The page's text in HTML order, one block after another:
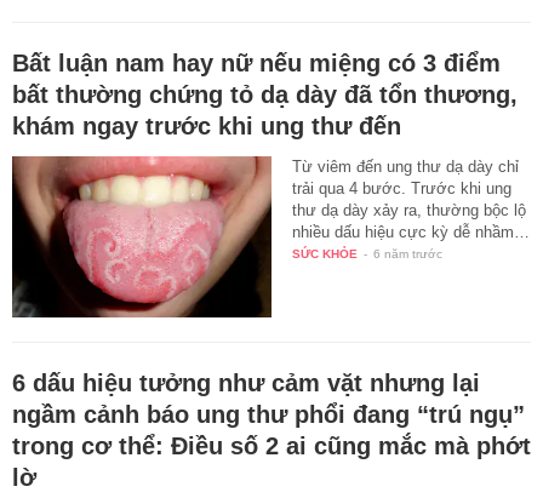
Bất luận nam hay nữ nếu miệng có 3 điểm
bất thường chứng tỏ dạ dày đã tổn thương,
khám ngay trước khi ung thư đến
Từ viêm đến ung thư dạ dày chỉ
trải qua 4 bước. Trước khi ung
thư dạ dày xảy ra, thường bộc lộ
nhiều dấu hiệu cực kỳ dễ nhầm…
SỨC KHỎE - 6 năm trước
6 dấu hiệu tưởng như cảm vặt nhưng lại
ngầm cảnh báo ung thư phổi đang “trú ngụ”
trong cơ thể: Điều số 2 ai cũng mắc mà phớt
lờ